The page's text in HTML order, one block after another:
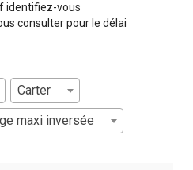
identifiez-vous
consulter pour le délai
Carter
maxi inversée